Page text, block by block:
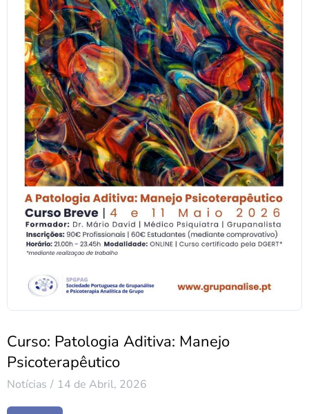
Curso: Patologia Aditiva: Manejo
Psicoterapêutico
Notícias 14 de Abril, 2026